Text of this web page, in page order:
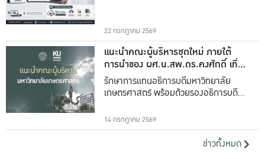
22 กรกฎาคม 2569
แนะนำคณะผู้บริหารชุดใหม่ ภายใต้
การนำของ ผศ.น.สพ.ดร.คงศักดิ์ เที่ยง
ธรรม
รักษาการแทนอธิการบดีมหาวิทยาลัย
เกษตรศาสตร์ พร้อมด้วยรองอธิการบดีทั้ง
14 กรกฎาคม 2569
ข่าวทั้งหมด